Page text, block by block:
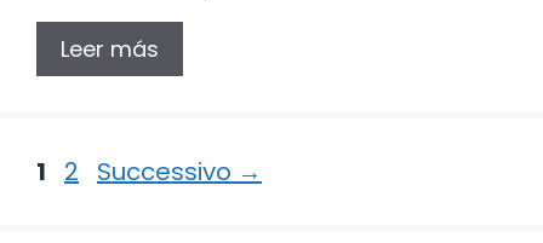
Leer más
Pagina
1 Pagina
2 Successivo →